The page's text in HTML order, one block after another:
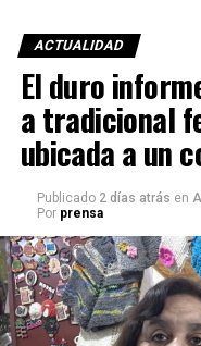
ACTUALIDAD
El duro
a tradicional
ubicada a un
Publicado 2 días atrás en
Por prensa